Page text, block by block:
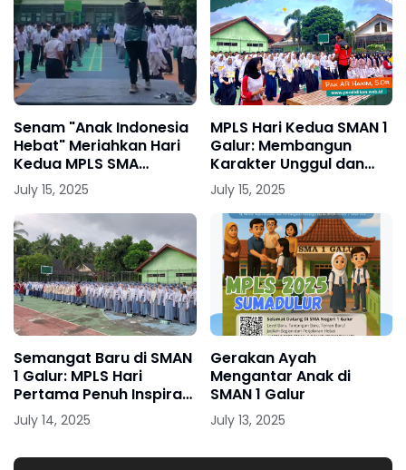
Senam "Anak Indonesia
Hebat" Meriahkan Hari
Kedua MPLS SMA
Muhammadiyah Wates
Kulon Progo
July 15, 2025
MPLS Hari Kedua SMAN 1
Galur: Membangun
Karakter Unggul dan
Lingkungan Sekolah
yang Aman dan Sehat
July 15, 2025
Semangat Baru di SMAN
1 Galur: MPLS Hari
Pertama Penuh Inspirasi
dan Pembekalan
July 14, 2025
Gerakan Ayah
Mengantar Anak di
SMAN 1 Galur
July 13, 2025